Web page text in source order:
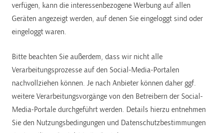
verfügen, kann die interessenbezogene Werbung auf allen
Geräten angezeigt werden, auf denen Sie eingeloggt sind oder
eingeloggt waren.
Bitte beachten Sie außerdem, dass wir nicht alle
Verarbeitungsprozesse auf den Social-Media-Portalen
nachvollziehen können. Je nach Anbieter können daher ggf.
weitere Verarbeitungsvorgänge von den Betreibern der Social-
Media-Portale durchgeführt werden. Details hierzu entnehmen
Sie den Nutzungsbedingungen und Datenschutzbestimmungen